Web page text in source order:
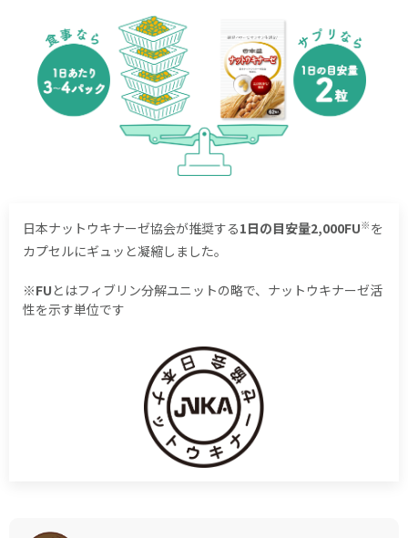
日本ナットウキナーゼ協会が推奨する1日の目安量2,000FU※ を
カプセルにギュッと凝縮しました。
※FU とはフィブリン分解ユニットの略で、ナットウキナーゼ活
性を示す単位です